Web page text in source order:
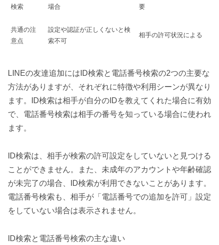
検索
場合
要
共通の注
意点
設定や認証が正しくないと検
索不可
相手の許可状況による
LINEの友達追加にはID検索と電話番号検索の2つの主要な
方法がありますが、それぞれに特徴や利用シーンが異なり
ます。ID検索は相手が自分のIDを教えてくれた場合に有効
で、電話番号検索は相手の番号を知っている場合に使われ
ます。
ID検索は、相手が検索の許可設定をしていないと見つける
ことができません。また、未成年のアカウントや年齢確認
が未完了の場合、ID検索が利用できないことがあります。
電話番号検索も、相手が「電話番号での追加を許可」設定
をしていない場合は表示されません。
ID検索と電話番号検索の主な違い